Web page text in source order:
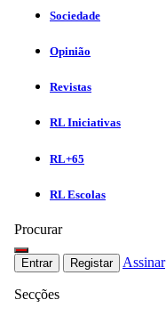
Sociedade
Opinião
Revistas
RL Iniciativas
RL+65
RL Escolas
Procurar
Entrar Registar Assinar
Secções